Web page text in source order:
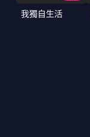
我獨自生活